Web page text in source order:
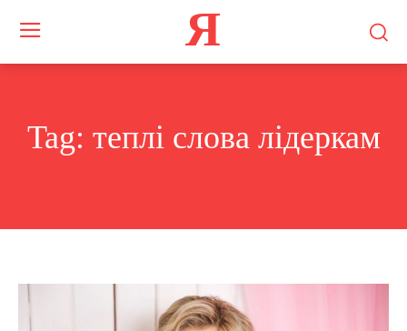
Я
Tag: теплі слова лідеркам